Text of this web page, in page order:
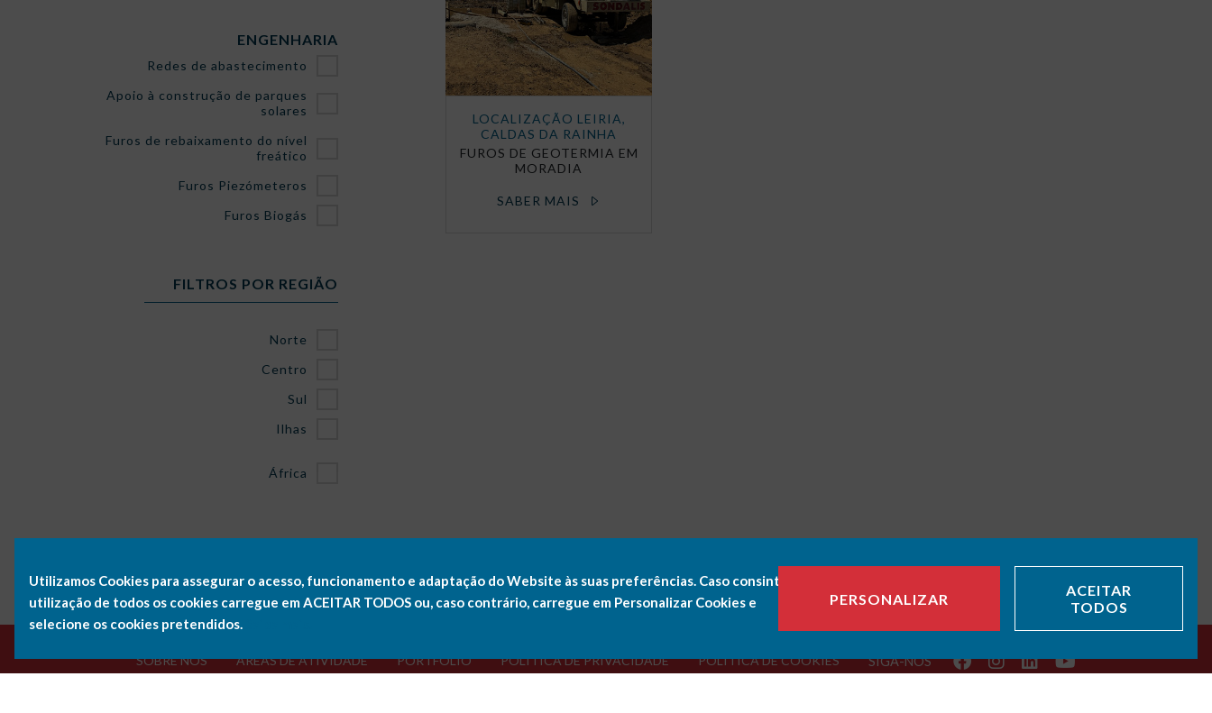
ENGENHARIA
Redes de abastecimento
Apoio à construção de parques
solares
Furos de rebaixamento do nível
freático
Furos Piezómeteros
Furos Biogás
FILTROS POR REGIÃO
Norte
Centro
Sul
Ilhas
África
LOCALIZAÇÃO LEIRIA,
CALDAS DA RAINHA
FUROS DE GEOTERMIA EM
MORADIA
SABER MAIS
SOBRE NÓS ÁREAS DE ATIVIDADE PORTFÓLIO POLÍTICA DE PRIVACIDADE POLÍTICA DE COOKIES SIGA-NOS
Utilizamos Cookies para assegurar o acesso, funcionamento e adaptação do Website às suas preferências. Caso consinta a
utilização de todos os cookies carregue em ACEITAR TODOS ou, caso contrário, carregue em Personalizar Cookies e
selecione os cookies pretendidos.
PERSONALIZAR
ACEITAR
TODOS